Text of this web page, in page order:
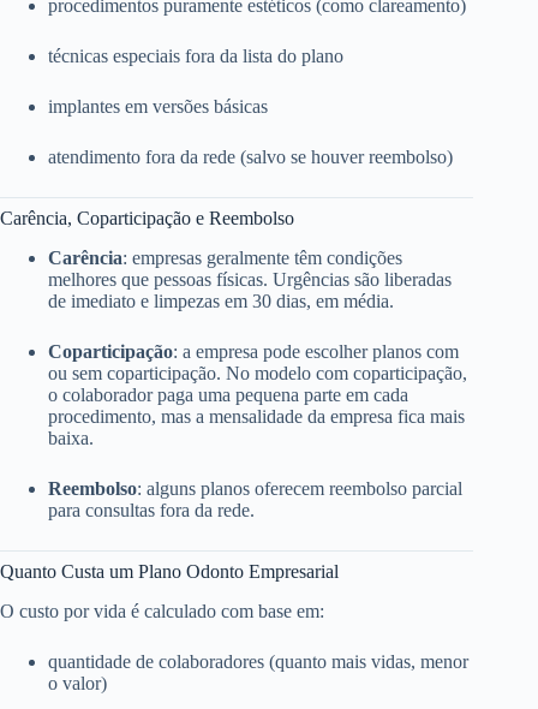
procedimentos puramente estéticos (como clareamento)
técnicas especiais fora da lista do plano
implantes em versões básicas
atendimento fora da rede (salvo se houver reembolso)
Carência, Coparticipação e Reembolso
Carência: empresas geralmente têm condições
melhores que pessoas físicas. Urgências são liberadas
de imediato e limpezas em 30 dias, em média.
Coparticipação: a empresa pode escolher planos com
ou sem coparticipação. No modelo com coparticipação,
o colaborador paga uma pequena parte em cada
procedimento, mas a mensalidade da empresa fica mais
baixa.
Reembolso: alguns planos oferecem reembolso parcial
para consultas fora da rede.
Quanto Custa um Plano Odonto Empresarial
O custo por vida é calculado com base em:
quantidade de colaboradores (quanto mais vidas, menor
o valor)